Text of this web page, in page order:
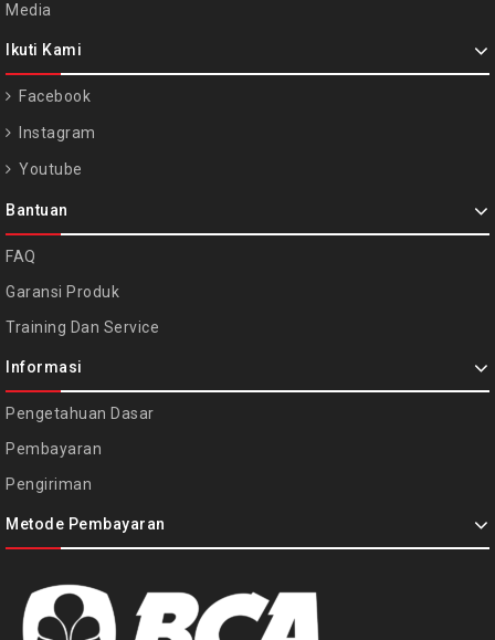
Media
Ikuti Kami
Facebook
Instagram
Youtube
Bantuan
FAQ
Garansi Produk
Training Dan Service
Informasi
Pengetahuan Dasar
Pembayaran
Pengiriman
Metode Pembayaran